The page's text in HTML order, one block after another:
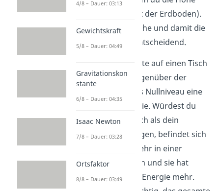
Null festlegst (oft der Erdboden).
Das ist für die Höhe und damit die
Höhenenergie entscheidend.
Wenn du eine Kiste auf einen Tisch
stellst, hat sie gegenüber der
Erdoberfläche als Nullniveau eine
potentielle Energie. Würdest du
dagegen den Tisch als dein
Nullniveau festlegen, befindet sich
die Kiste nicht mehr in einer
erhöhten Position und sie hat
keine potentielle Energie mehr.
4/8 – Dauer: 03:13
Gewichtskraft
5/8 – Dauer: 04:49
Gravitationskon
stante
6/8 – Dauer: 04:35
Isaac Newton
7/8 – Dauer: 03:28
Ortsfaktor
8/8 – Dauer: 03:49